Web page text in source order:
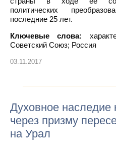
политических
последние 25 лет.
Ключевые слова:
Советский Союз; Россия
03.11.2017
Духовное наследие
через призму
на Урал